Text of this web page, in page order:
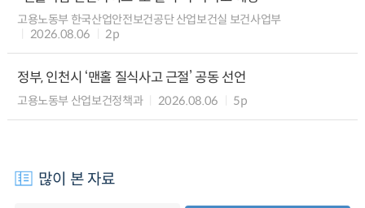
고용노동부 한국산업안전보건공단 산업보건실 보건사업부
2026.08.06
2p
정부, 인천시 ‘맨홀 질식사고 근절’ 공동 선언
고용노동부 산업보건정책과 2026.08.06 5p
많이 본 자료